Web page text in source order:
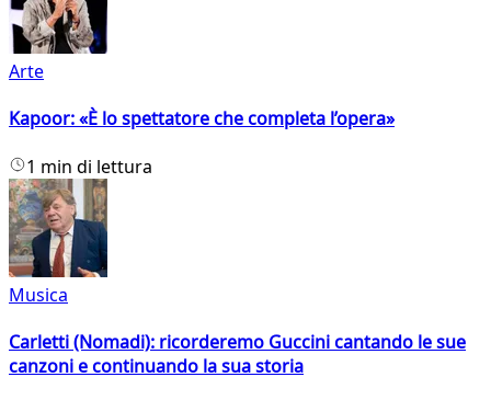
Arte
Kapoor: «È lo spettatore che completa l’opera»
1 min di lettura
Musica
Carletti (Nomadi): ricorderemo Guccini cantando le sue
canzoni e continuando la sua storia